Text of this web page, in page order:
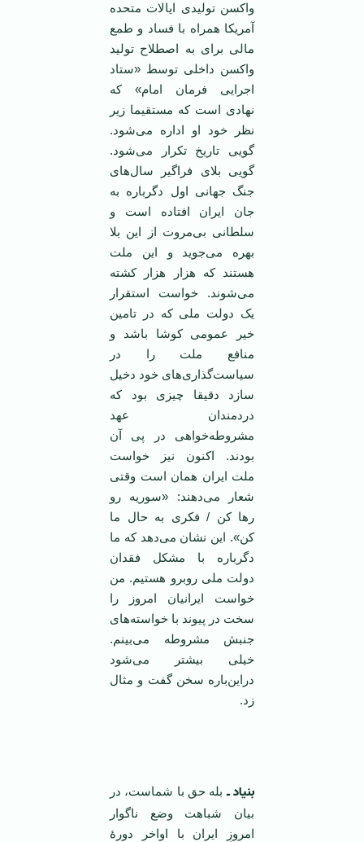
واکسن تولیدی ایالات متحده
آمریکا همراه با فساد و طمع
مالی برای به اصطلاح تولید
واکسن داخلی توسط «ستاد
اجرایی فرمان امام» که
نهادی است که مستقیما زیر
نظر خود او اداره می‌شود.
گویی تاریخ تکرار می‌شود.
گویی بلای فراگیر سال‌های
جنگ جهانی اول دگرباره به
جان ایران افتاده است و
سلطانی بی‌مروت از این بلا
بهره می‌جوید و این ملت
هستند که هزار هزار کشته
می‌شوند. خواست استقرار
یک دولت ملی که در تامین
خیر عمومی کوشا باشد و
منافع ملت را در
سیاست‌گذاری‌های خود دخیل
سازد دقیقا چیزی بود که
دردمندان عهد
مشروطه‌خواهی در پی آن
بودند. اکنون نیز خواست
ملت ایران همان است وقتی
شعار می‌دهند: «سوریه رو
رها کن / فکری به حال ما
کن». این نشان می‌دهد که ما
دگرباره با مشکل فقدان
دولت ملی روبرو هستیم. من
خواست ایرانیان امروز را
سخت در پیوند با خواسته‌های
جنبش مشروطه می‌بینم.
خیلی بیشتر می‌شود
دراین‌باره سخن گفت و مثال
زد.
بنیاد ـ بله حق با شماست، در
بیان شباهت وضع ناگوار
امروزِ ایران با اواخر دورۀ